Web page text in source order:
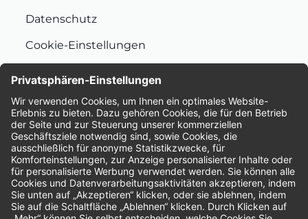
Datenschutz
Cookie-Einstellungen
Bewertungen